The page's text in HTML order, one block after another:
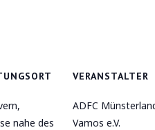
nahe des
VERANSTALTER
ADFC
Vamos e.V.